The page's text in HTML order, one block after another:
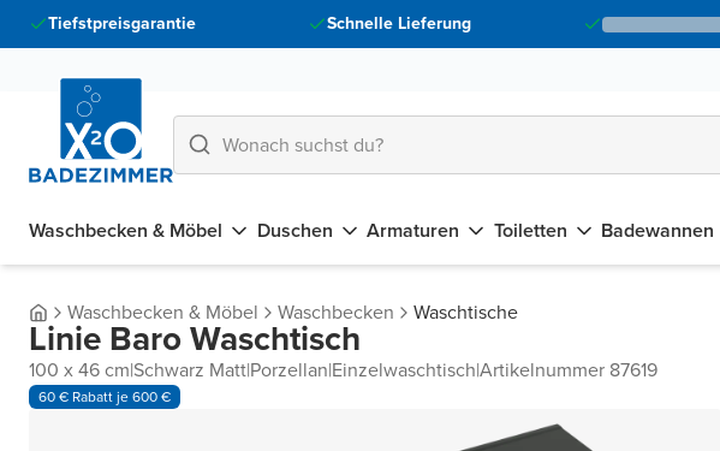
Tiefstpreisgarantie Schnelle Lieferung
Waschbecken & Möbel Duschen Armaturen Toiletten Badewannen
Waschbecken & Möbel Waschbecken Waschtische
Linie Baro Waschtisch
100 x 46 cm|Schwarz Matt|Porzellan|Einzelwaschtisch|Artikelnummer 87619
60 € Rabatt je 600 €